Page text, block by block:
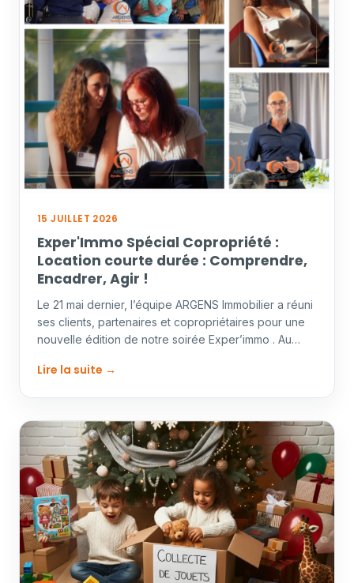
15 JUILLET 2026
Exper'Immo Spécial Copropriété :
Location courte durée : Comprendre,
Encadrer, Agir !
Le 21 mai dernier, l’équipe ARGENS Immobilier a réuni
ses clients, partenaires et copropriétaires pour une
nouvelle édition de notre soirée Exper’immo . Au…
Lire la suite →